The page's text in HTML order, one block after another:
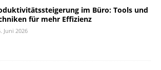
im Büro: Tools und
für mehr Effizienz
Juni 2026